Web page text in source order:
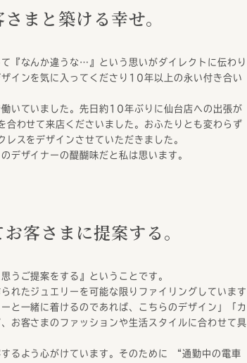
まと築ける幸せ。
『なんか違うな…』という思いがダイレクトに伝わり
インを気に入ってくださり10年以上の永い付き合い
いていました。先日約10年ぶりに仙台店への出張が
わせて来店くださいました。おふたりとも変わらず
スをデザインさせていただきました。
デザイナーの醍醐味だと私は思います。
客さまに提案する。
うご提案をする』ということです。
れたジュエリーを可能な限りファイリングしています
と一緒に着けるのであれば、こちらのデザイン」「カ
お客さまのファッションや生活スタイルに合わせて具
るよう心がけています。そのために “通勤中の電車